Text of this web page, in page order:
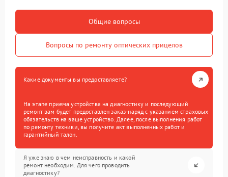
Общие вопросы
Вопросы по ремонту оптических прицелов
Какие документы вы предоставляете?
На этапе приема устройства на диагностику и последующий
ремонт вам будет предоставлен заказ-наряд с указанием страховых
обязательств на ваше устройство. Далее, после выполнения работ
по ремонту техники, вы получите акт выполненных работ и
гарантийный талон.
Я уже знаю в чем неисправность и какой
ремонт необходим. Для чего проводить
диагностику?